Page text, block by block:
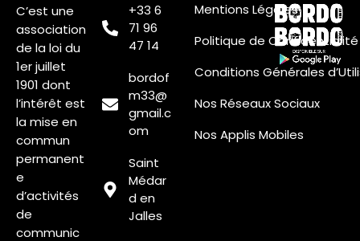
C’est une
association
de la loi du
1er juillet
1901 dont
l’intérêt est
la mise en
commun
permanent
e
d’activités
de
communic
+33 6
71 96
47 14
bordof
m33@
gmail.c
om
Saint
Médar
d en
Jalles
Mentions Légales
Politique de Confidentialité
Conditions Générales
Nos Réseaux Sociaux
Nos Applis Mobiles